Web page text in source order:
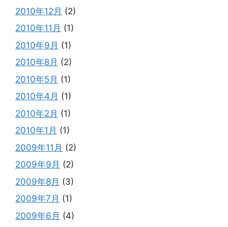
2010年12月 (2)
2010年11月 (1)
2010年9月 (1)
2010年8月 (2)
2010年5月 (1)
2010年4月 (1)
2010年2月 (1)
2010年1月 (1)
2009年11月 (2)
2009年9月 (2)
2009年8月 (3)
2009年7月 (1)
2009年6月 (4)